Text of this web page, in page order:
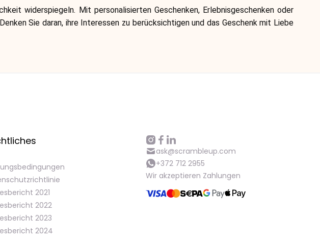
widerspiegeln. Mit personalisierten Geschenken, Erlebnisgeschenken oder
Sie daran, ihre Interessen zu berücksichtigen und das Geschenk mit Liebe
2021
2022
2023
2024
ask@scrambleup.com
+372 712 2955
Wir akzeptieren Zahlungen